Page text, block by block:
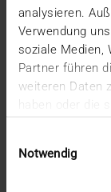
analysieren.
Verwendung
soziale Medien,
Partner führen
weiteren Daten
haben oder die
Notwendig
Steffen